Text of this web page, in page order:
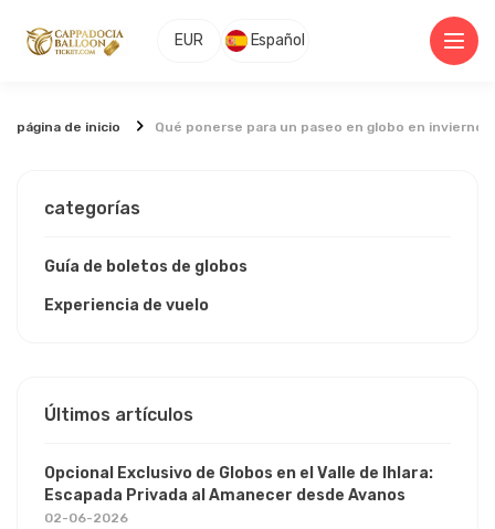
EUR Español
página de inicio Qué ponerse para un paseo en globo en invierno
categorías
Guía de boletos de globos
Experiencia de vuelo
Últimos artículos
Opcional Exclusivo de Globos en el Valle de Ihlara:
Escapada Privada al Amanecer desde Avanos
02-06-2026